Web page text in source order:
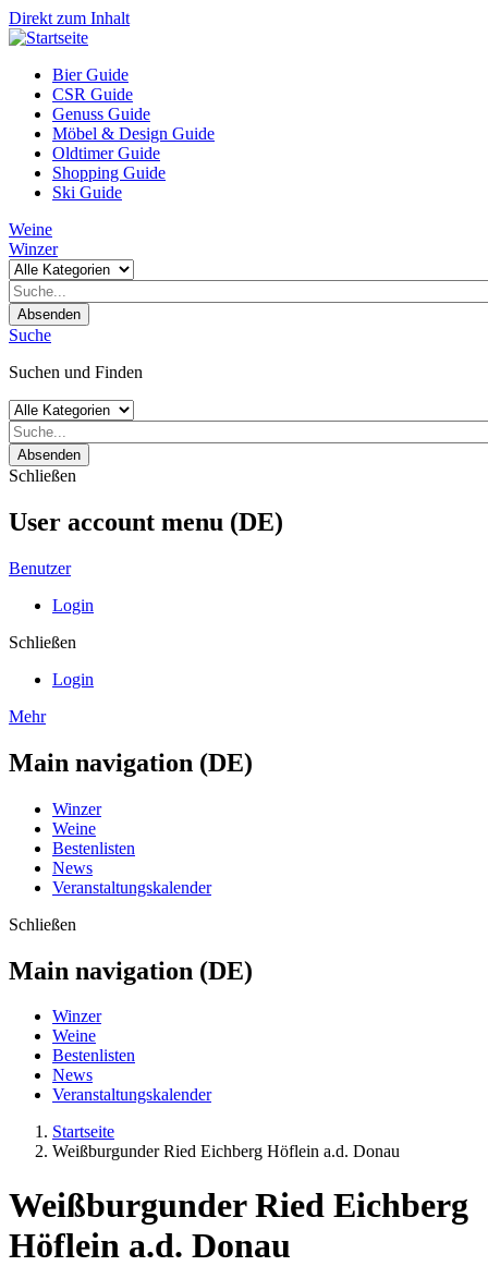
Direkt zum Inhalt
Bier Guide
CSR Guide
Genuss Guide
Möbel & Design Guide
Oldtimer Guide
Shopping Guide
Ski Guide
Weine
Winzer
Absenden
Suche
Suchen und Finden
Absenden
Schließen
User account menu (DE)
Benutzer
Login
Schließen
Login
Mehr
Main navigation (DE)
Winzer
Weine
Bestenlisten
News
Veranstaltungskalender
Schließen
Main navigation (DE)
Winzer
Weine
Bestenlisten
News
Veranstaltungskalender
Startseite
Weißburgunder Ried Eichberg Höflein a.d. Donau
Weißburgunder Ried Eichberg
Höflein a.d. Donau